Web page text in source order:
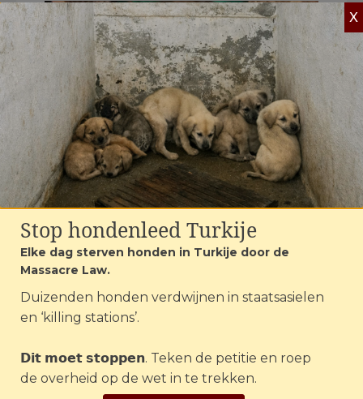
"Als ik mijn dieren achterlaat zullen ze
sterven van honger"- dierenopvang Sirius
in Kiev, Oekraïne | Foto: House of Animals
Op haar Facebookpagina
mensen op hun huisdieren mee te
nemen als ze vluchten. Breng ze niet
naar een shelter. Alles zit vol. En laat ze
niet achter als je naar het buitenland
Stop hondenleed Turkije
Elke dag sterven honden in Turkije door de
Massacre Law.
Duizenden honden verdwijnen in staatsasielen
en ‘killing stations’.
𝗗𝗶𝘁 𝗺𝗼𝗲𝘁 𝘀𝘁𝗼𝗽𝗽𝗲𝗻. Teken de petitie en roep
de overheid op de wet in te trekken.
X